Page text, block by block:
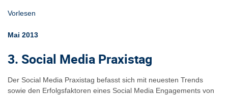
Vorlesen
Mai 2013
3. Social Media Praxistag
Der Social Media Praxistag befasst sich mit neuesten Trends
sowie den Erfolgsfaktoren eines Social Media Engagements von